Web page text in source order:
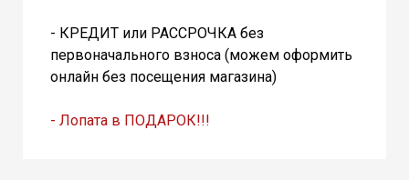
- КРЕДИТ или РАССРОЧКА без
первоначального взноса (можем оформить
онлайн без посещения магазина)
- Лопата в ПОДАРОК!!!